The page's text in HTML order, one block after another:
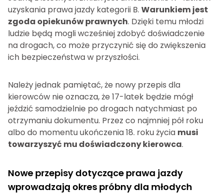
uzyskania prawa jazdy kategorii B. Warunkiem jest
zgoda opiekunów prawnych. Dzięki temu młodzi
ludzie będą mogli wcześniej zdobyć doświadczenie
na drogach, co może przyczynić się do zwiększenia
ich bezpieczeństwa w przyszłości.
Należy jednak pamiętać, że nowy przepis dla
kierowców nie oznacza, że 17-latek będzie mógł
jeździć samodzielnie po drogach natychmiast po
otrzymaniu dokumentu. Przez co najmniej pół roku
albo do momentu ukończenia 18. roku życia musi
towarzyszyć mu doświadczony kierowca.
Nowe przepisy dotyczące prawa jazdy
wprowadzają okres próbny dla młodych